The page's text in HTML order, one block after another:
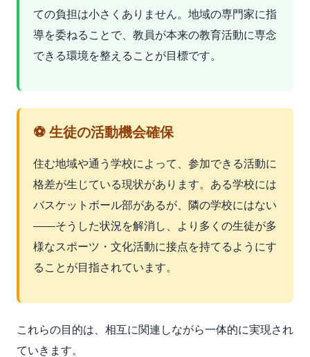
ての負担は小さくありません。地域の専門家に指
導を委ねることで、教員が本来の教育活動に専念
できる環境を整えることが目標です。
⚽ 生徒の活動機会確保
住む地域や通う学校によって、参加できる活動に
格差が生じている現状があります。ある学校には
バスケットボール部があるが、隣の学校にはない
——そうした状況を解消し、より多くの生徒が多
様なスポーツ・文化活動に接点を持てるようにす
ることが目指されています。
これらの目的は、相互に関連しながら一体的に実現され
ていきます。